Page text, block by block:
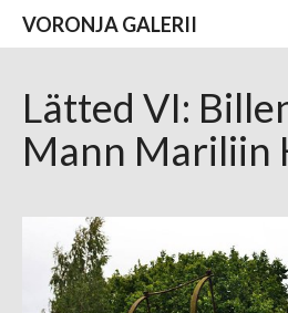
VORONJA GALERII
Lätted VI:
Mann Mariliin